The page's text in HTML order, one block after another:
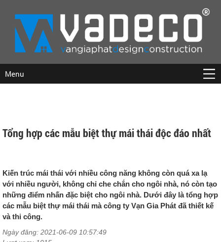
Menu
Tổng hợp các mẫu biệt thự mái thái độc đáo nhất
Kiến trúc mái thái với nhiều công năng không còn quá xa lạ
với nhiều người, không chỉ che chắn cho ngôi nhà, nó còn tạo
những điểm nhấn đặc biệt cho ngôi nhà. Dưới đây là tổng hợp
các mẫu biệt thự mái thái mà công ty Vạn Gia Phát đã thiết kế
và thi công.
Ngày đăng: 2021-06-09 10:57:49